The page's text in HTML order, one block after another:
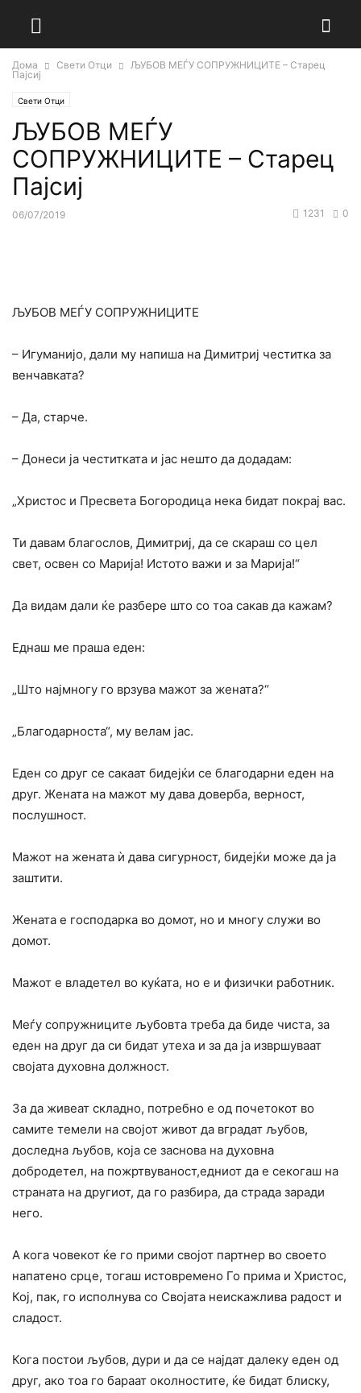
Дома Свети Отци
ЉУБОВ МЕЃУ СОПРУЖНИЦИТЕ – Старец
Пајсиј
Свети Отци
ЉУБОВ МЕЃУ
СОПРУЖНИЦИТЕ – Старец
Пајсиј
06/07/2019 0
1231
ЉУБОВ МЕЃУ СОПРУЖНИЦИТЕ
– Игуманијо, дали му напиша на Димитриј честитка за
венчавката?
– Да, старче.
– Донеси ја честитката и јас нешто да додадам:
„Христос и Пресвета Богородица нека бидат покрај вас.
Ти давам благослов, Димитриј, да се скараш со цел
свет, освен со Марија! Истото важи и за Марија!“
Да видам дали ќе разбере што со тоа сакав да кажам?
Еднаш ме праша еден:
„Што најмногу го врзува мажот за жената?“
„Благодарноста“, му велам јас.
Еден со друг се сакаат бидејќи се благодарни еден на
друг. Жената на мажот му дава доверба, верност,
послушност.
Мажот на жената ѝ дава сигурност, бидејќи може да ја
заштити.
Жената е господарка во домот, но и многу служи во
домот.
Мажот е владетел во куќата, но е и физички работник.
Меѓу сопружниците љубовта треба да биде чиста, за
еден на друг да си бидат утеха и за да ја извршуваат
својата духовна должност.
За да живеат складно, потребно е од почетокот во
самите темели на својот живот да вградат љубов,
доследна љубов, која се заснова на духовна
добродетел, на пожртвуваност,едниот да е секогаш на
страната на другиот, да го разбира, да страда заради
него.
А кога човекот ќе го прими својот партнер во своето
напатено срце, тогаш истовремено Го прима и Христос,
Кој, пак, го исполнува со Својата неискажлива радост и
сладост.
Кога постои љубов, дури и да се најдат далеку еден од
друг, ако тоа го бараат околностите, ќе бидат блиску,